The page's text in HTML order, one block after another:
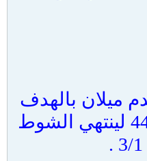
ميلان بالهدف
الثالث في الدقيقة 44 لينتهي الشوط